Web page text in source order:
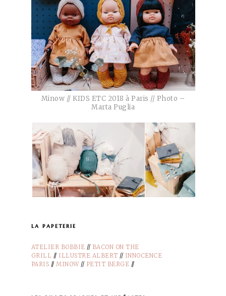
Minow // KIDS ETC 2018 à Paris // Photo –
Marta Puglia
la papeterie
ATELIER BOBBIE // BACON ON THE
GRILL // ILLUSTRE ALBERT // INNOCENCE
PARIS // MINOW// PETIT BERGE //